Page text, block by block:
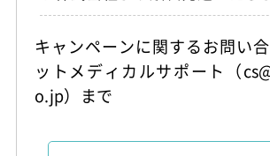
キャンペーンに関するお問い
ットメディカルサポート（
o.jp）まで